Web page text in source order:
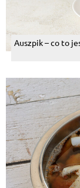
Auszpik – co to